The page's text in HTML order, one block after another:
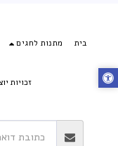
זכויות יוצרים © 2026
בית מתנות לחגים